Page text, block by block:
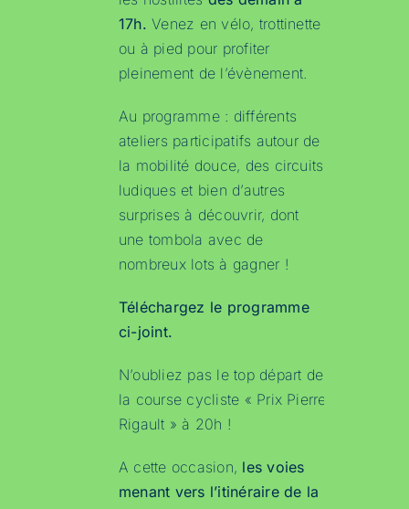
17h. Venez en vélo, trottinette
ou à pied pour profiter
pleinement de l’évènement.
Au programme : différents
ateliers participatifs autour de
la mobilité douce, des circuits
ludiques et bien d’autres
surprises à découvrir, dont
une tombola avec de
nombreux lots à gagner !
Téléchargez le programme
ci-joint.
N’oubliez pas le top départ de
la course cycliste « Prix Pierre
Rigault » à 20h !
A cette occasion, les voies
menant vers l’itinéraire de la